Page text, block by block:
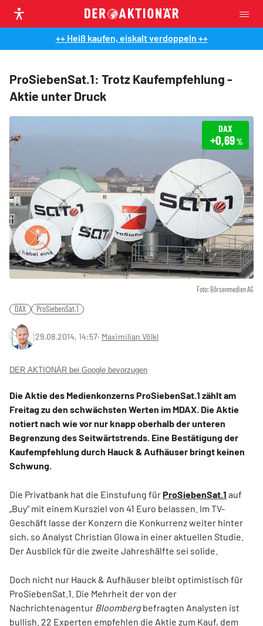
++ Heiß kaufen, eiskalt verdoppeln ++
ProSiebenSat.1: Trotz Kaufempfehlung -
Aktie unter Druck
Foto: Börsenmedien AG
DAX
+0,69%
DAX ProSiebenSat.1
29.08.2014, 14:57‧ Maximilian Völkl
DER AKTIONÄR bei Google bevorzugen
Die Aktie des Medienkonzerns ProSiebenSat.1 zählt am
Freitag zu den schwächsten Werten im MDAX. Die Aktie
notiert nach wie vor nur knapp oberhalb der unteren
Begrenzung des Seitwärtstrends. Eine Bestätigung der
Kaufempfehlung durch Hauck & Aufhäuser bringt keinen
Schwung.
Die Privatbank hat die Einstufung fürProSiebenSat.1 auf
„Buy“ mit einem Kursziel von 41 Euro belassen. Im TV-
Geschäft lasse der Konzern die Konkurrenz weiter hinter
sich, so Analyst Christian Glowa in einer aktuellen Studie.
Der Ausblick für die zweite Jahreshälfte sei solide.
Doch nicht nur Hauck & Aufhäuser bleibt optimistisch für
ProSiebenSat.1. Die Mehrheit der von der
Nachrichtenagentur Bloombergbefragten Analysten ist
bullish. 22 Experten empfehlen die Aktie zum Kauf, dem